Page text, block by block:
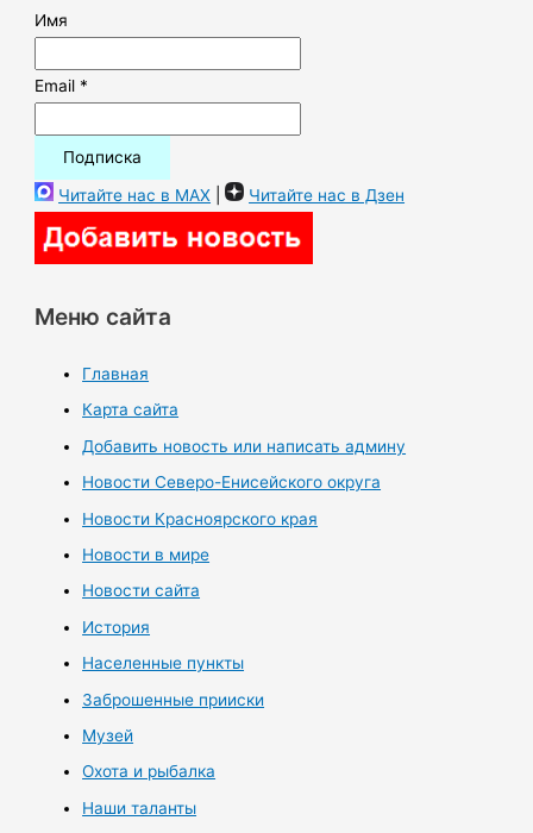
Имя
Email *
Читайте нас в MAX | Читайте нас в Дзен
Меню сайта
Главная
Карта сайта
Добавить новость или написать админу
Новости Северо-Енисейского округа
Новости Красноярского края
Новости в мире
Новости сайта
История
Населенные пункты
Заброшенные прииски
Музей
Охота и рыбалка
Наши таланты